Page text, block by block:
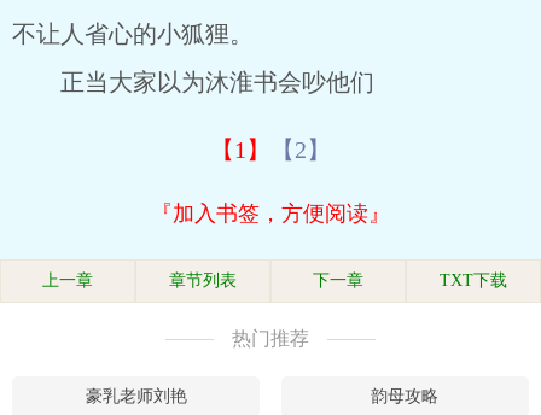
不让人省心的小狐狸。
正当大家以为沐淮书会吵他们
【1】 【2】
『加入书签，方便阅读』
上一章 章节列表 下一章 TXT下载
热门推荐
豪乳老师刘艳 韵母攻略